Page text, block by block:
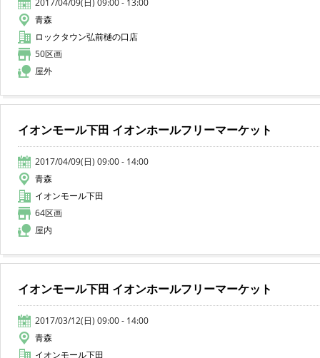
2017/04/09(日) 09:00 - 13:00
青森
ロックタウン弘前樋の口店
50区画
屋外
イオンモール下田 イオンホールフリーマーケット
2017/04/09(日) 09:00 - 14:00
青森
イオンモール下田
64区画
屋内
イオンモール下田 イオンホールフリーマーケット
2017/03/12(日) 09:00 - 14:00
青森
イオンモール下田